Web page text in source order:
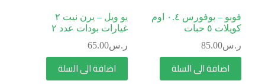
فوبو – يوفورس ٠.٤ اوم
كويلات ٥ حبات
ر.س85.00
اضافة الى السلة
يو ويل – يرن نيت ٢
غيارات بودات عدد ٢
ر.س65.00
اضافة الى السلة